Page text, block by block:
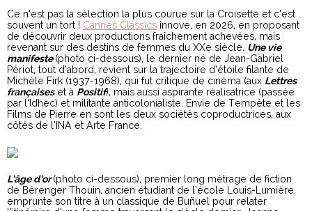
Ce n’est pas la sélection la plus courue sur la Croisette et c’est
souvent un tort ! Cannes Classics innove, en 2026, en proposant
de découvrir deux productions fraîchement achevées, mais
revenant sur des destins de femmes du XXe siècle.
Une vie
manifeste(photo ci-dessous), le dernier né de Jean-Gabriel
Périot, tout d’abord, revient sur la trajectoire d’étoile filante de
Michèle Firk (1937-1968), qui fut critique de cinéma (aux Lettres
françaiseset à Positif), mais aussi aspirante réalisatrice (passée
par l’Idhec) et militante anticolonialiste. Envie de Tempête et les
Films de Pierre en sont les deux sociétés coproductrices, aux
côtés de l’INA et Arte France.
L’âge d’or(photo ci-dessous), premier long métrage de fiction
de Bérenger Thouin, ancien étudiant de l’école Louis-Lumière,
emprunte son titre à un classique de Buñuel pour relater